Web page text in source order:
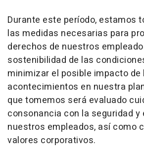
Durante este período, estamos
las medidas necesarias para
derechos de nuestros
sostenibilidad de las
minimizar el posible impacto de
acontecimientos en nuestra
que tomemos será evaluado
consonancia con la seguridad y
nuestros empleados, así como
valores corporativos.